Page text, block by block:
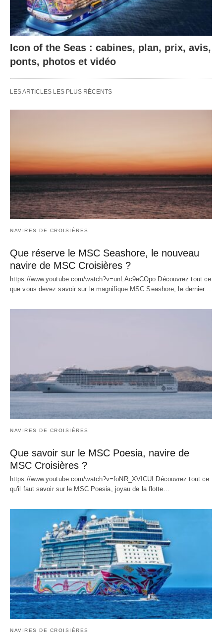
Icon of the Seas : cabines, plan, prix, avis,
ponts, photos et vidéo
LES ARTICLES LES PLUS RÉCENTS
NAVIRES DE CROISIÈRES
Que réserve le MSC Seashore, le nouveau
navire de MSC Croisières ?
https://www.youtube.com/watch?v=unLAc9eCOpo Découvrez tout ce
que vous devez savoir sur le magnifique MSC Seashore, le dernier…
NAVIRES DE CROISIÈRES
Que savoir sur le MSC Poesia, navire de
MSC Croisières ?
https://www.youtube.com/watch?v=foNR_XVICUI Découvrez tout ce
qu'il faut savoir sur le MSC Poesia, joyau de la flotte…
NAVIRES DE CROISIÈRES